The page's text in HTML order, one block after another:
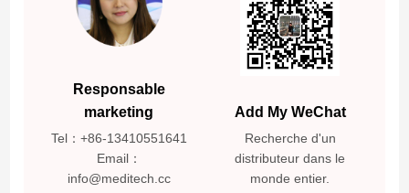
Responsable
marketing
Tel：+86-13410551641
Email：
info@meditech.cc
Add My WeChat
Recherche d'un
distributeur dans le
monde entier.